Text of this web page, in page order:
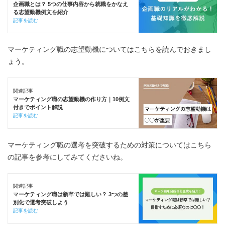
企画職とは？ 5つの仕事内容から就職をかなえ
る志望動機例文を紹介
記事を読む
マーケティング職の志望動機についてはこちらを読んでおきまし
ょう。
関連記事
マーケティング職の志望動機の作り方｜10例文
付きでポイント解説
記事を読む
マーケティング職の選考を突破するための対策についてはこちら
の記事を参考にしてみてくださいね。
関連記事
マーケティング職は新卒では難しい？ 3つの差
別化で選考突破しよう
記事を読む